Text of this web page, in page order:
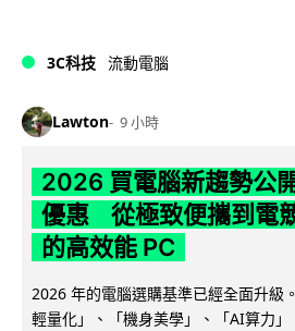
3C科技 流動電腦
Lawton 9 小時
2026 買電腦新趨勢公
優惠 從極致便攜到電
的高效能 PC
2026 年的電腦選購基準已經全面升級
輕量化」、「機身美學」、「AI算力